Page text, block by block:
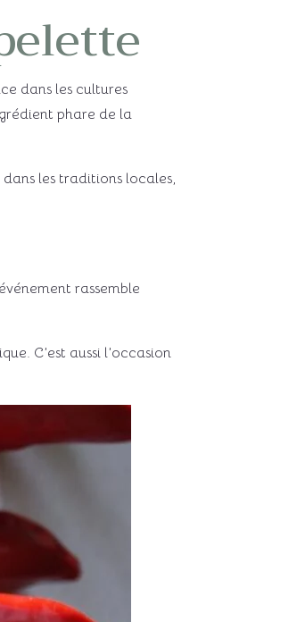
dans les cultures
phare de la
les traditions locales,
rassemble
C’est aussi l’occasion